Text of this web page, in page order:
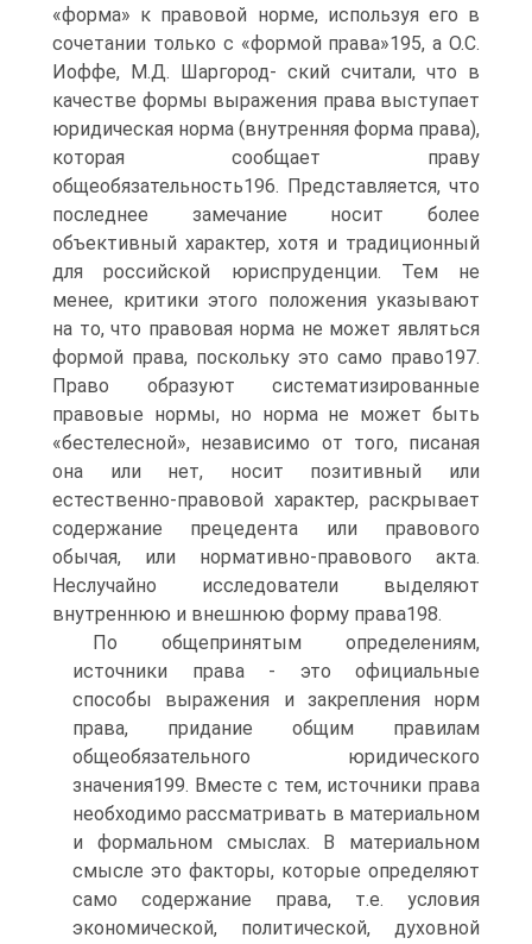
«форма» к правовой норме, используя его в
сочетании только с «формой права»195, а О.С.
Иоффе, М.Д. Шаргород- ский считали, что в
качестве формы выражения права выступает
юридическая норма (внутренняя форма права),
которая сообщает праву
общеобязательность196. Представляется, что
последнее замечание носит более
объективный характер, хотя и традиционный
для российской юриспруденции. Тем не
менее, критики этого положения указывают
на то, что правовая норма не может являться
формой права, поскольку это само право197.
Право образуют систематизированные
правовые нормы, но норма не может быть
«бестелесной», независимо от того, писаная
она или нет, носит позитивный или
естественно-правовой характер, раскрывает
содержание прецедента или правового
обычая, или нормативно-правового акта.
Неслучайно исследователи выделяют
внутреннюю и внешнюю форму права198.
По общепринятым определениям,
источники права - это официальные
способы выражения и закрепления норм
права, придание общим правилам
общеобязательного юридического
значения199. Вместе с тем, источники права
необходимо рассматривать в материальном
и формальном смыслах. В материальном
смысле это факторы, которые определяют
само содержание права, т.е. условия
экономической, политической, духовной